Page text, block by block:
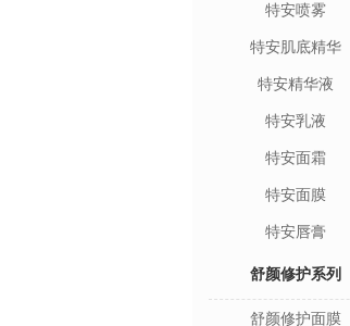
特安喷雾
特安肌底精华
特安精华液
特安乳液
特安面霜
特安面膜
特安唇膏
舒颜修护系列
舒颜修护面膜